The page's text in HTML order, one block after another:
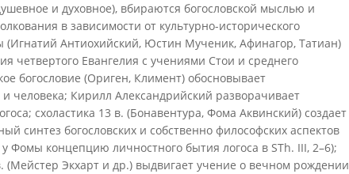
и духовное), вбираются богословской мыслью и
в зависимости от культурно-исторического
(Игнатий Антиохийский, Юстин Мученик, Афинагор, Татиан)
четвертого Евангелия с учениями Стои и среднего
богословие (Ориген, Климент) обосновывает
и человека; Кирилл Александрийский разворачивает
схоластика 13 в. (Бонавентура, Фома Аквинский) создает
синтез богословских и собственно философских аспектов
Фомы концепцию личностного бытия логоса в STh. III, 2–6);
(Мейстер Экхарт и др.) выдвигает учение о вечном рождении